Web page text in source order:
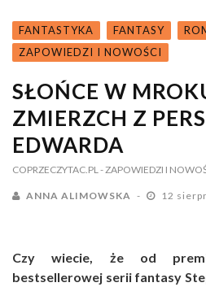
FANTASTYKA FANTASY
ZAPOWIEDZI I NOWOŚCI
SŁOŃCE W
ZMIERZCH Z
EDWARDA
COPRZECZYTAC.PL - ZAPOWIEDZI I
ANNA ALIMOWSKA 12
Czy wiecie, że od
bestsellerowej serii fantasy